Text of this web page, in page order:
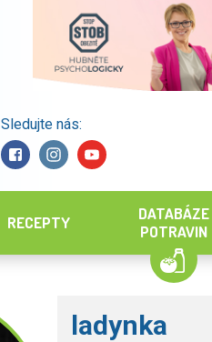
Sledujte nás:
RECEPTY
DATABÁZE
POTRAVIN
ladynka